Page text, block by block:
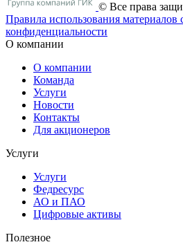
© Все права
Правила использования материалов
конфиденциальности
О компании
О компании
Команда
Услуги
Новости
Контакты
Для акционеров
Услуги
Услуги
Федресурс
АО и ПАО
Цифровые активы
Полезное